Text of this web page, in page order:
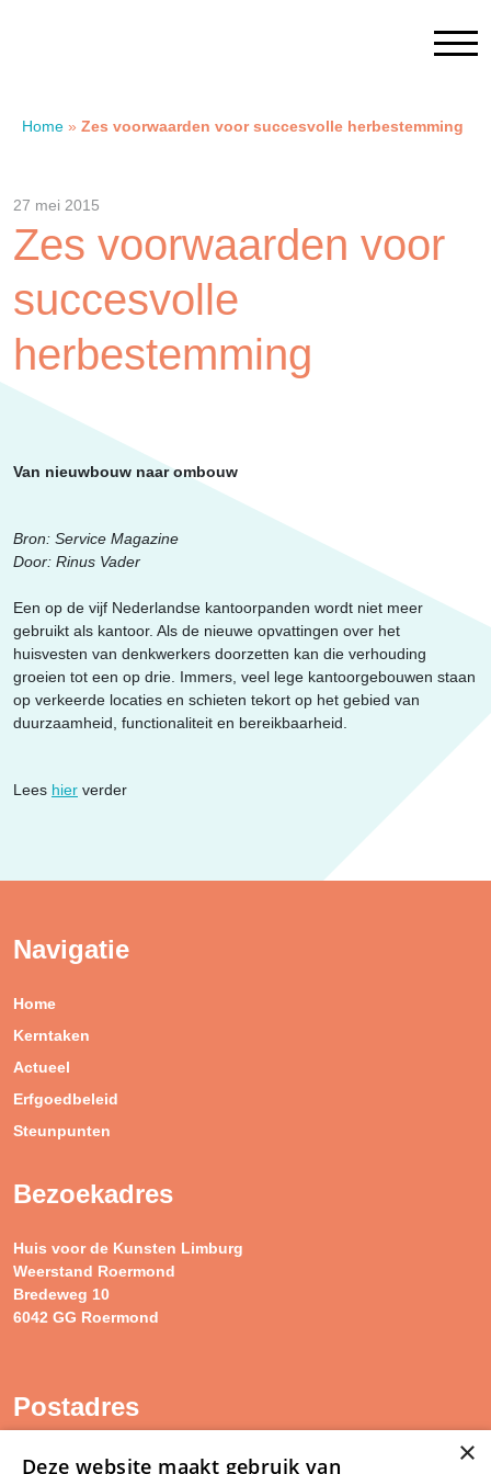
Contact
SAM Limburg
Actueel
Overheid
Erfgoed
Home » Zes voorwaarden voor succesvolle herbestemming
27 mei 2015
Zes voorwaarden voor
succesvolle
herbestemming
Van nieuwbouw naar ombouw
Bron: Service Magazine
Door: Rinus Vader
Een op de vijf Nederlandse kantoorpanden wordt niet meer
gebruikt als kantoor. Als de nieuwe opvattingen over het
huisvesten van denkwerkers doorzetten kan die verhouding
groeien tot een op drie. Immers, veel lege kantoorgebouwen staan
op verkeerde locaties en schieten tekort op het gebied van
duurzaamheid, functionaliteit en bereikbaarheid.
Lees hier verder
Navigatie
Home
Kerntaken
Actueel
Erfgoedbeleid
Steunpunten
Bezoekadres
Huis voor de Kunsten Limburg
Weerstand Roermond
Bredeweg 10
6042 GG Roermond
Postadres
SAM Limburg ×
Deze website maakt gebruik van